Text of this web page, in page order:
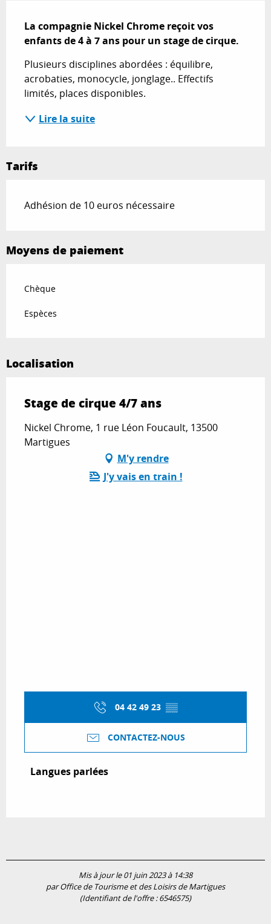
La compagnie Nickel Chrome reçoit vos
enfants de 4 à 7 ans pour un stage de cirque.
Plusieurs disciplines abordées : équilibre,
acrobaties, monocycle, jonglage.. Effectifs
limités, places disponibles.
Lire la suite
Tarifs
Adhésion de 10 euros nécessaire
Moyens de paiement
Chèque
Espèces
Localisation
Stage de cirque 4/7 ans
Nickel Chrome, 1 rue Léon Foucault, 13500
Martigues
M'y rendre
J'y vais en train !
04 42 49 23 ▒▒
CONTACTEZ-NOUS
Langues parlées
Langues parlées
Mis à jour le 01 juin 2023 à 14:38
par Office de Tourisme et des Loisirs de Martigues
(Identifiant de l'offre :6546575)